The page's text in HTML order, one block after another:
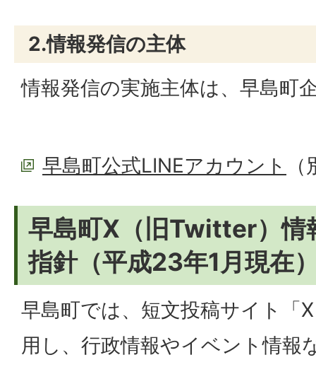
2.情報発信の主体
情報発信の実施主体は、早島町
早島町公式LINEアカウント
早島町X（旧Twitter）情
指針（平成23年1月現在
早島町では、短文投稿サイト「
用し、行政情報やイベント情報